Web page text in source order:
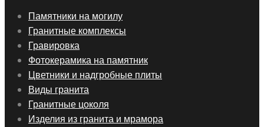
Skip
content
Памятники на могилу
Гранитные комплексы
Гравировка
Фотокерамика на памятник
Цветники и надгробные плиты
Виды гранита
Гранитные цоколя
Изделия из гранита и мрамора